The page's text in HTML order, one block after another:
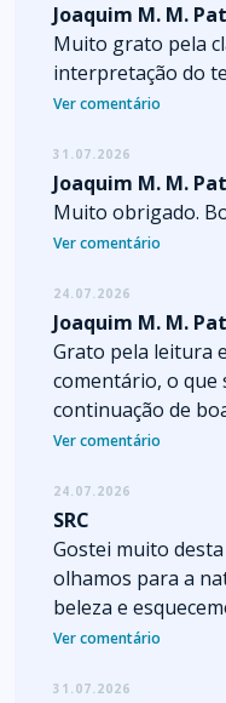
Joaquim M. M.
Muito grato pela
interpretação do
Ver comentário
31.07.2026
Joaquim M. M.
Muito obrigado.
Ver comentário
24.07.2026
Joaquim M. M.
Grato pela leitura
comentário, o que
continuação de
Ver comentário
24.07.2026
SRC
Gostei muito
olhamos para a
beleza e
Ver comentário
31.07.2026